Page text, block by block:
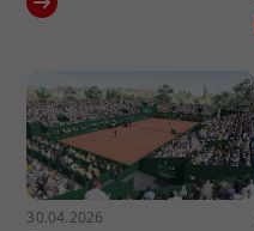
30.04.2026